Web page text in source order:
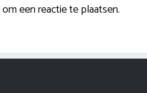
om een reactie te plaatsen.